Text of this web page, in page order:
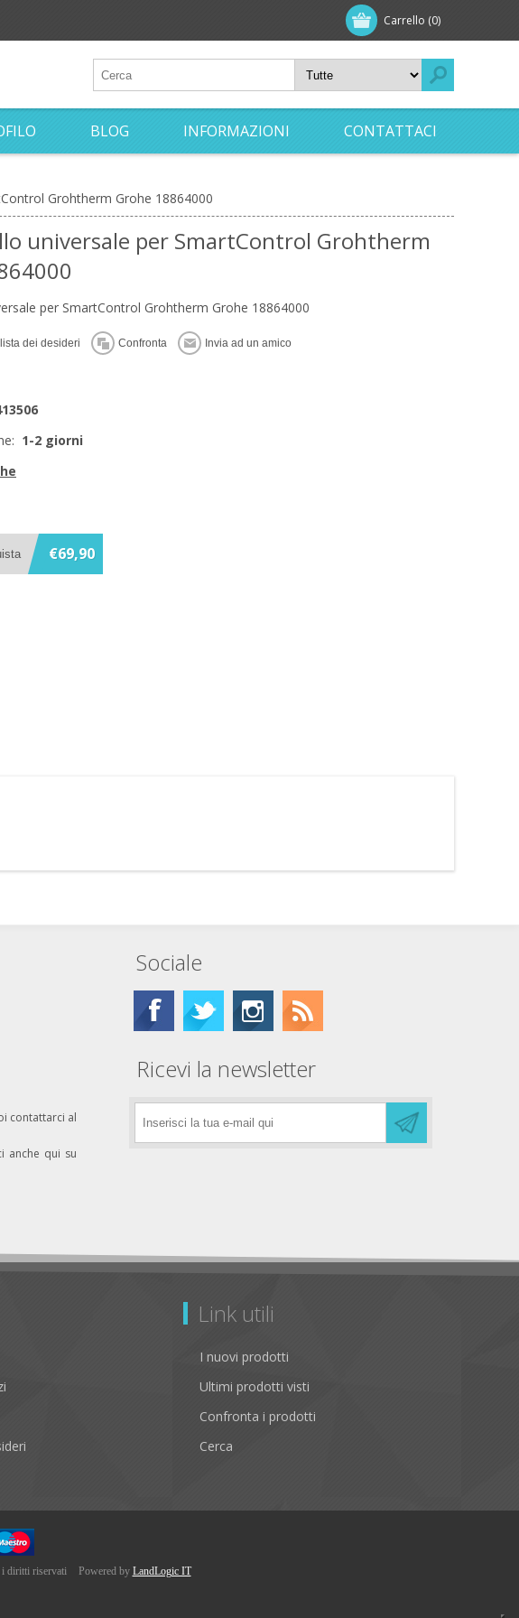
Carrello (0)
BLOG INFORMAZIONI CONTATTACI
Grohtherm Grohe 18864000
universale per SmartControl Grohtherm
per SmartControl Grohtherm Grohe 18864000
1-2 giorni
€69,90
contattarci al
anche qui su
Sociale
Ricevi la newsletter
Link utili
I nuovi prodotti
Ultimi prodotti visti
Confronta i prodotti
Cerca
i diritti riservati Powered by LandLogic IT